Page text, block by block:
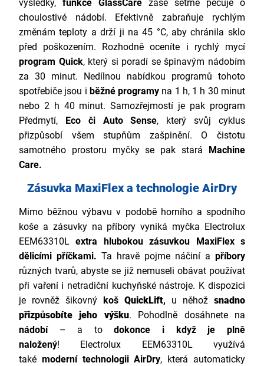
výsledky, funkce GlassCarezase šetrně pečuje o
choulostivé nádobí. Efektivně zabraňuje rychlým
změnám teploty a drží ji na 45 °C, aby chránila sklo
před poškozením. Rozhodně oceníte i rychlý mycí
program Quick, který si poradí se špinavým nádobím
za 30 minut. Nedílnou nabídkou programů tohoto
spotřebiče jsou i běžné programy na 1 h, 1 h 30 minut
nebo 2 h 40 minut. Samozřejmostí je pak program
Předmytí, Eco či Auto Sense, který svůj cyklus
přizpůsobí všem stupňům zašpinění. O čistotu
samotného prostoru myčky se pak stará Machine
Care.
Zásuvka MaxiFlex a technologie AirDry
Mimo běžnou výbavu v podobě horního a spodního
koše a zásuvky na příbory vyniká myčka Electrolux
EEM63310Lextra hlubokou zásuvkou MaxiFlex s
dělicími příčkami. Ta hravě pojme náčiní a příbory
různých tvarů, abyste se již nemuseli obávat používat
při vaření i netradiční kuchyňské nástroje. K dispozici
je rovněž šikovný koš QuickLift, u něhož snadno
přizpůsobíte jeho výšku. Pohodlně dosáhnete na
nádobí – a todokonce i když je plně
naložený!
Electrolux EEM63310L využívá
také moderní technologii AirDry, která automaticky